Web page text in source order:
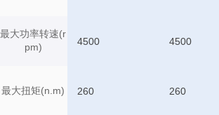
最大功率转速(r
pm)
最大扭矩(n.m)
4500 4500
260 260